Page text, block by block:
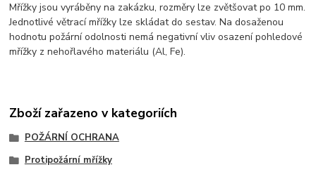
Mřížky jsou vyráběny na zakázku, rozměry lze zvětšovat po 10 mm.
Jednotlivé větrací mřížky lze skládat do sestav. Na dosaženou
hodnotu požární odolnosti nemá negativní vliv osazení pohledové
mřížky z nehořlavého materiálu (Al, Fe).
Zboží zařazeno v kategoriích
POŽÁRNÍ OCHRANA
Protipožární mřížky